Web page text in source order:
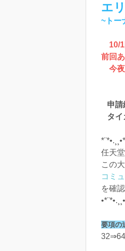
エ
~トー
10/
前回
今夜
申
タイ
任天
この
コミ
を確
要項の